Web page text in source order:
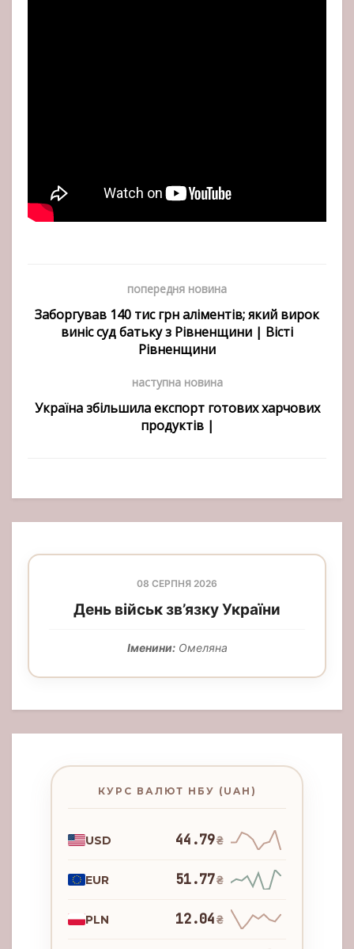
попередня новина
Заборгував 140 тис грн аліментів; який вирок
виніс суд батьку з Рівненщини | Вісті
Рівненщини
наступна новина
Україна збільшила експорт готових харчових
продуктів |
08 СЕРПНЯ 2026
День військ зв’язку України
Іменини:Омеляна
КУРС ВАЛЮТ НБУ (UAH)
USD 44.79₴
EUR 51.77₴
PLN 12.04₴